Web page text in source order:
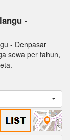
-
- Denpasar
sewa per tahun,